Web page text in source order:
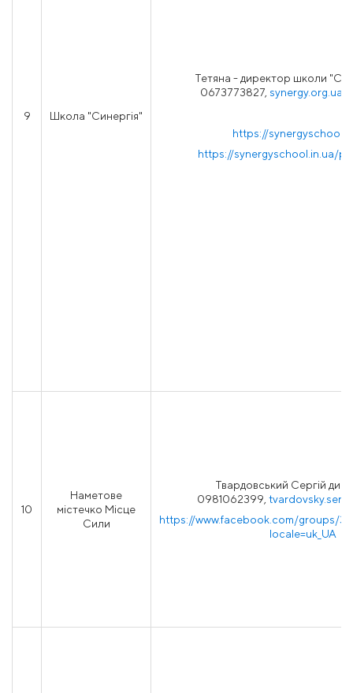
9 Школа "Синергія"
Тетяна - директор школи
0673773827,
https://
https://synergyschool.in.ua/
10
Наметове
містечко Місце
Сили
Твардовський Сергій
0981062399,
https://www.facebook.com/groups/
locale=uk_UA